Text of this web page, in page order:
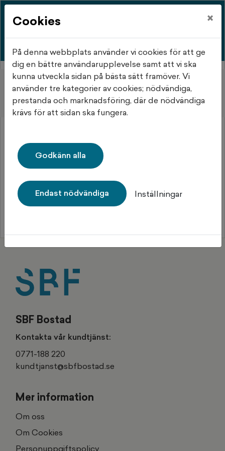
Hem Objektsdetalj
Objektsdetalj
Objektet kan ej visas
Tyvärr kan inte objektet du efterfrågade visas. Det kan
t.ex. bero på att det inte längre finns tillgängligt att
söka.
SBF Bostad
Kontakta vår kundtjänst:
0771-188 220
kundtjanst@sbfbostad.se
Mer information
Om oss
Om Cookies
Personuppgiftspolicy
Cookies ×
På denna webbplats använder vi cookies för att ge
dig en bättre användarupplevelse samt att vi ska
kunna utveckla sidan på bästa sätt framöver. Vi
använder tre kategorier av cookies; nödvändiga,
prestanda och marknadsföring, där de nödvändiga
krävs för att sidan ska fungera.
Godkänn alla
Endast nödvändiga Inställningar